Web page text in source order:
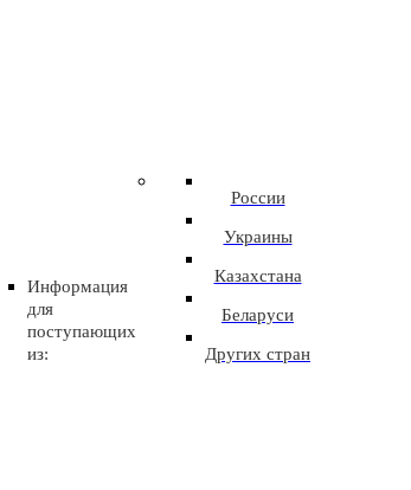
Информация
для
поступающих
из:
России
Украины
Казахстана
Беларуси
Других стран